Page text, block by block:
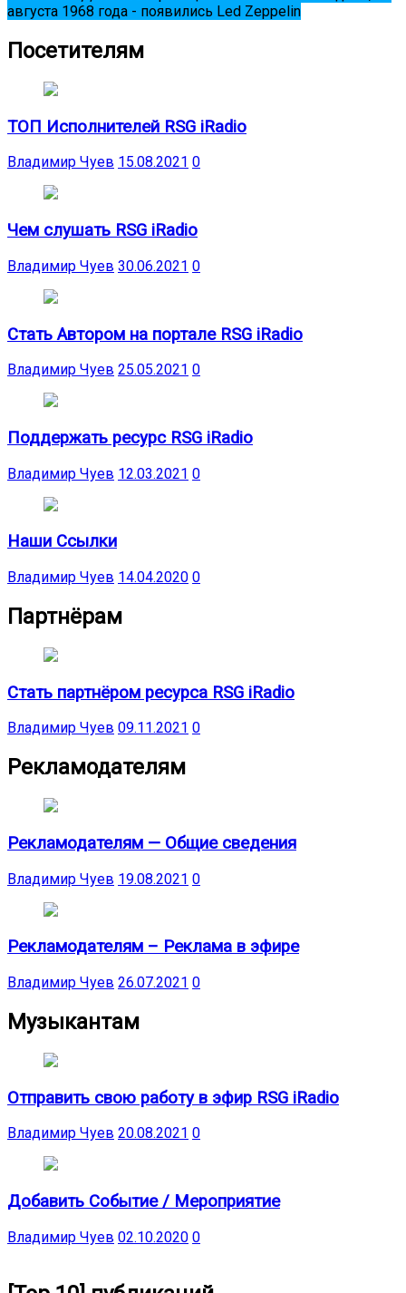
августа 1968 года - появились Led Zeppelin
Посетителям
ТОП Исполнителей RSG iRadio
Владимир Чуев 15.08.2021 0
Чем слушать RSG iRadio
Владимир Чуев 30.06.2021 0
Стать Автором на портале RSG iRadio
Владимир Чуев 25.05.2021 0
Поддержать ресурс RSG iRadio
Владимир Чуев 12.03.2021 0
Наши Ссылки
Владимир Чуев 14.04.2020 0
Партнёрам
Стать партнёром ресурса RSG iRadio
Владимир Чуев 09.11.2021 0
Рекламодателям
Рекламодателям — Общие сведения
Владимир Чуев 19.08.2021 0
Рекламодателям – Реклама в эфире
Владимир Чуев 26.07.2021 0
Музыкантам
Отправить свою работу в эфир RSG iRadio
Владимир Чуев 20.08.2021 0
Добавить Событие / Мероприятие
Владимир Чуев 02.10.2020 0